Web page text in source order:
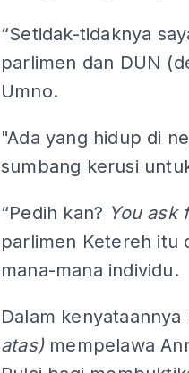
“Setidak-tidaknya
parlimen dan DUN
Umno.
"Ada yang hidup di
sumbang kerusi
“Pedih kan? You ask
parlimen Ketereh itu
mana-mana individu.
Dalam
atas)mempelawa